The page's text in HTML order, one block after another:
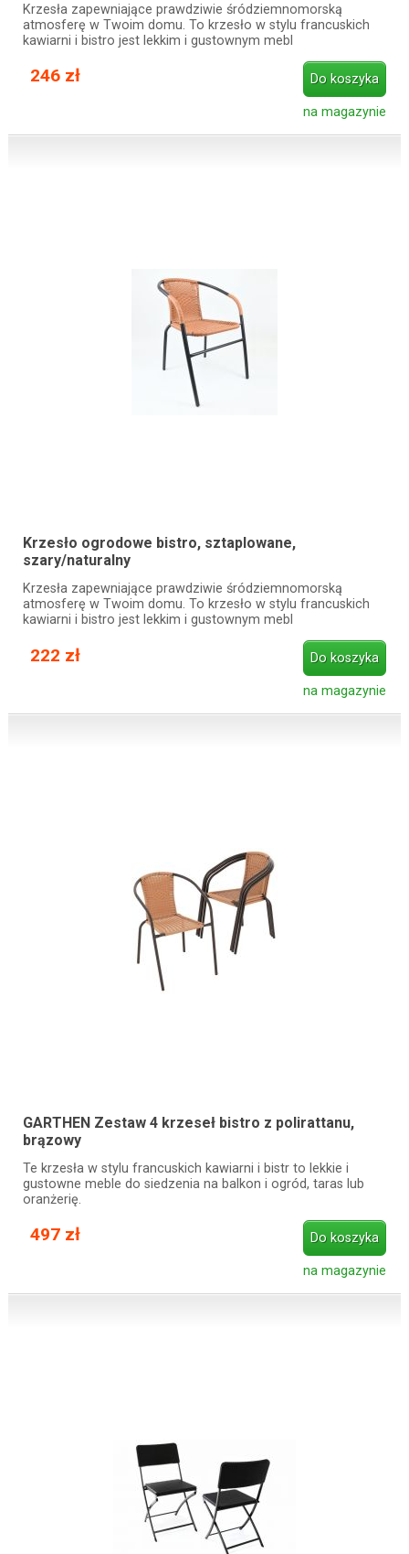
Krzesła zapewniające prawdziwie śródziemnomorską
atmosferę w Twoim domu. To krzesło w stylu francuskich
kawiarni i bistro jest lekkim i gustownym mebl
246 zł Do koszyka
na magazynie
Krzesło ogrodowe bistro, sztaplowane,
szary/naturalny
Krzesła zapewniające prawdziwie śródziemnomorską
atmosferę w Twoim domu. To krzesło w stylu francuskich
kawiarni i bistro jest lekkim i gustownym mebl
222 zł Do koszyka
na magazynie
GARTHEN Zestaw 4 krzeseł bistro z polirattanu,
brązowy
Te krzesła w stylu francuskich kawiarni i bistr to lekkie i
gustowne meble do siedzenia na balkon i ogród, taras lub
oranżerię.
497 zł Do koszyka
na magazynie